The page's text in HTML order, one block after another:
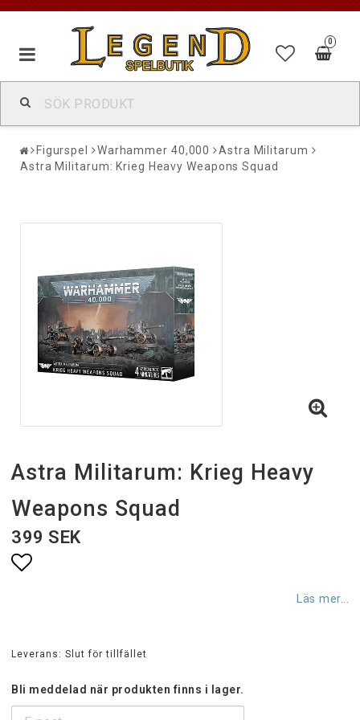
0
Figurspel Warhammer 40,000
Astra Militarum
Astra Militarum: Krieg Heavy Weapons Squad
Astra Militarum: Krieg Heavy
Weapons Squad
399 SEK
Läs mer...
Leverans: Slut för tillfället
Bli meddelad när produkten finns i lager.